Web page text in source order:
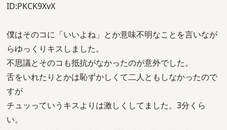
ID:PKCK9XvX
僕はそのコに「いいよね」とか意味不明なことを言いなが
らゆっくりキスしました。
不思議とそのコも抵抗がなかったのが意外でした。
舌をいれたりとかは恥ずかしくて二人ともしなかったので
すが
チュッっていうキスよりは激しくしてました。3分くら
い。